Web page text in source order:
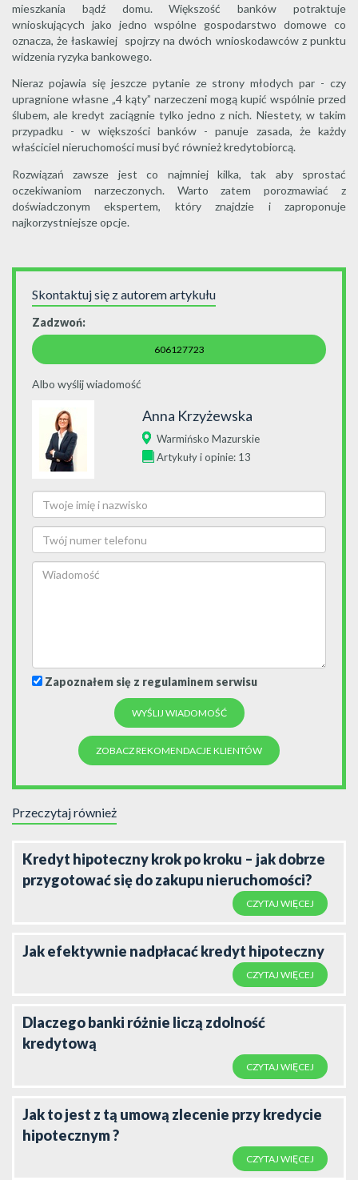
mieszkania bądź domu. Większość banków potraktuje
wnioskujących jako jedno wspólne gospodarstwo domowe co
oznacza, że łaskawiej spojrzy na dwóch wnioskodawców z punktu
widzenia ryzyka bankowego.
Nieraz pojawia się jeszcze pytanie ze strony młodych par - czy
upragnione własne „4 kąty” narzeczeni mogą kupić wspólnie przed
ślubem, ale kredyt zaciągnie tylko jedno z nich. Niestety, w takim
przypadku - w większości banków - panuje zasada, że każdy
właściciel nieruchomości musi być również kredytobiorcą.
Rozwiązań zawsze jest co najmniej kilka, tak aby sprostać
oczekiwaniom narzeczonych. Warto zatem porozmawiać z
doświadczonym ekspertem, który znajdzie i zaproponuje
najkorzystniejsze opcje.
Skontaktuj się z autorem artykułu
Zadzwoń:
606127723
Albo wyślij wiadomość
Anna Krzyżewska
Warmińsko Mazurskie
Artykuły i opinie: 13
Zapoznałem się z regulaminem serwisu
ZOBACZ REKOMENDACJE KLIENTÓW
Przeczytaj również
Kredyt hipoteczny krok po kroku – jak dobrze
przygotować się do zakupu nieruchomości?
CZYTAJ WIĘCEJ
Jak efektywnie nadpłacać kredyt hipoteczny
CZYTAJ WIĘCEJ
Dlaczego banki różnie liczą zdolność
kredytową
CZYTAJ WIĘCEJ
Jak to jest z tą umową zlecenie przy kredycie
hipotecznym ?
CZYTAJ WIĘCEJ